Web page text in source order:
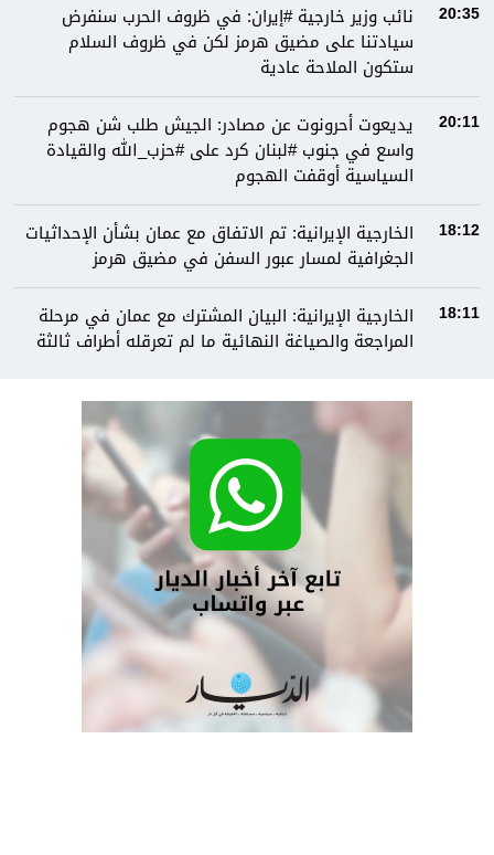
20:35
نائب وزير خارجية #إيران: في ظروف الحرب سنفرض
سيادتنا على مضيق هرمز لكن في ظروف السلام
ستكون الملاحة عادية
20:11
يديعوت أحرونوت عن مصادر: الجيش طلب شن هجوم
واسع في جنوب #لبنان كرد على #حزب_الله والقيادة
السياسية أوقفت الهجوم
18:12
الخارجية الإيرانية: تم الاتفاق مع عمان بشأن الإحداثيات
الجغرافية لمسار عبور السفن في مضيق هرمز
18:11
الخارجية الإيرانية: البيان المشترك مع عمان في مرحلة
المراجعة والصياغة النهائية ما لم تعرقله أطراف ثالثة